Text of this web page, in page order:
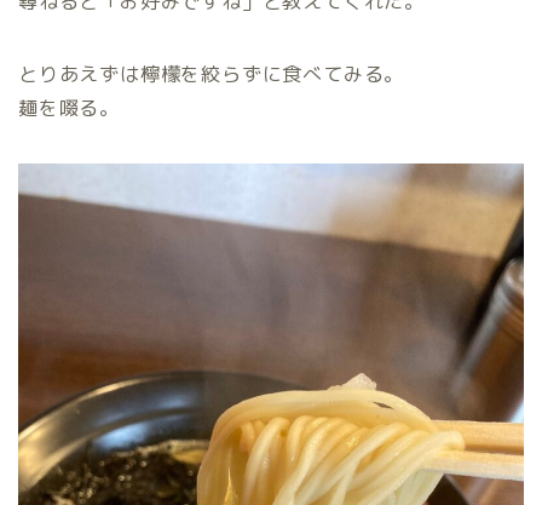
とりあえずは檸檬を絞らずに食べてみる。
麺を啜る。